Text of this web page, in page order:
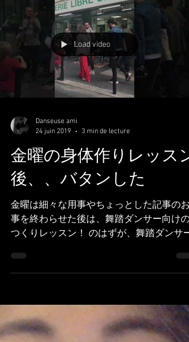
Load video
Danseuse ami
24 juin 2019
3 min de lecture
金曜の身体作りレッスン
後、、バタンした
金曜は細々な用事やちょっとした記事のお
事を終わらせた後は、舞踏ダンサー向けの
つくりレッスン！ のはずが、舞踏ダンサー
チ多め、体幹キャッチとフロアワーク、腰
りの筋肉強化にメニュー変更しました。怪